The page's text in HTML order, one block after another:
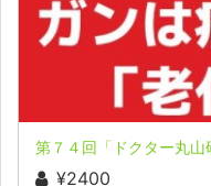
¥2400